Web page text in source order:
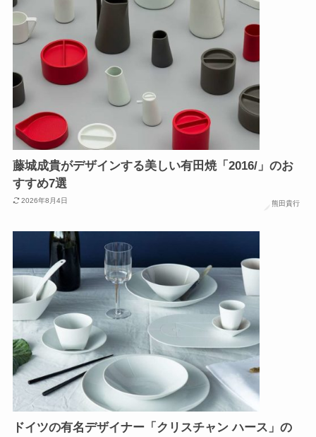
藤城成貴がデザインする美しい有田焼「2016/」のお
すすめ7選
2026年8月4日 熊田貴行
ドイツの有名デザイナー「クリスチャン ハース」の